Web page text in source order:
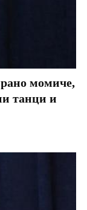
момиче,
танци и